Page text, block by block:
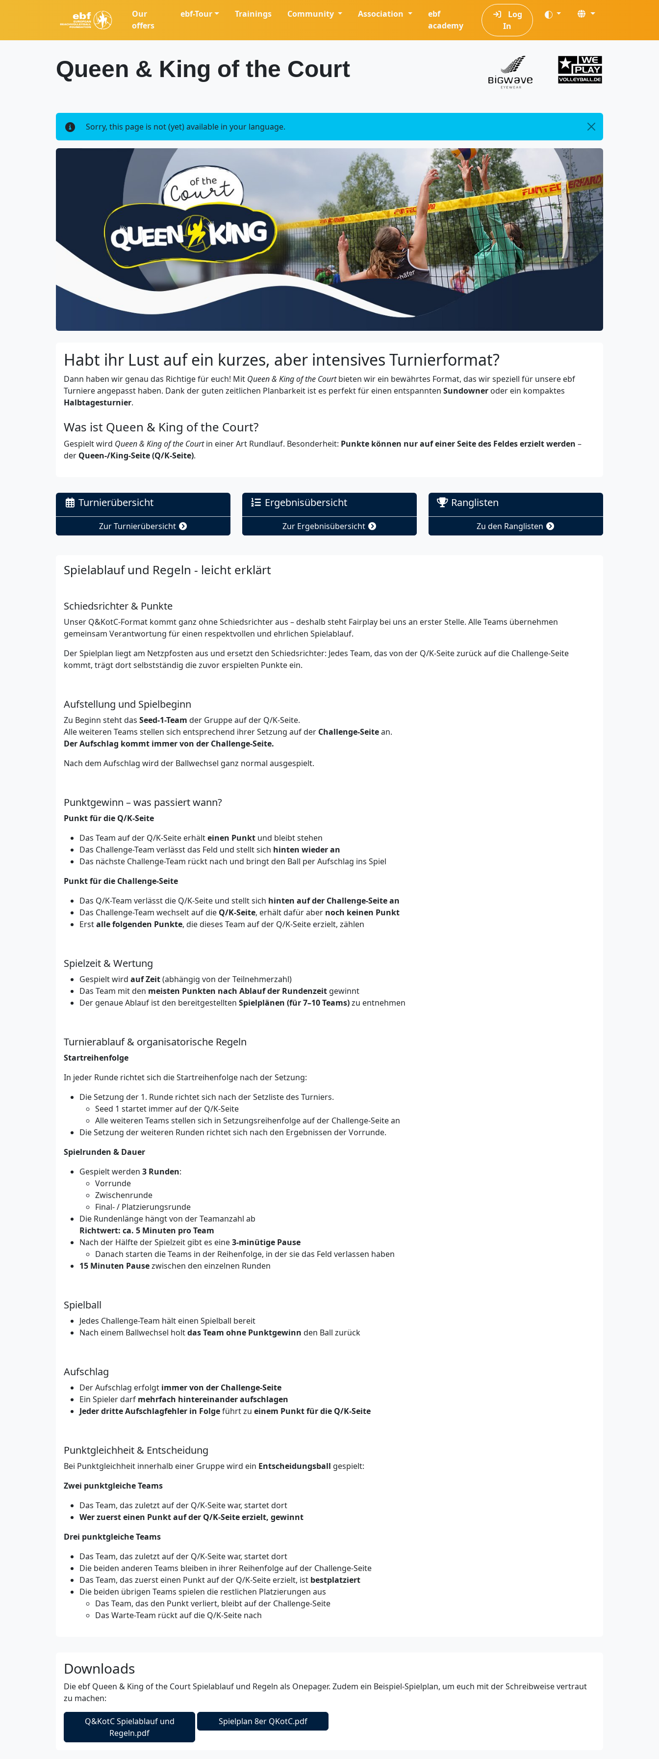
Our
offers
ebf-Tour Trainings Community Association
ebf
academy
Log
In
Queen & King of the Court
Sorry, this page is not (yet) available in your language.
Habt ihr Lust auf ein kurzes, aber intensives Turnierformat?
Dann haben wir genau das Richtige für euch! Mit Queen & King of the Courtbieten wir ein bewährtes Format, das wir speziell für unsere ebf
Turniere angepasst haben. Dank der guten zeitlichen Planbarkeit ist es perfekt für einen entspannten Sundowner oder ein kompaktes
Halbtagesturnier.
Was ist Queen & King of the Court?
Gespielt wird Queen & King of the Courtin einer Art Rundlauf. Besonderheit: Punkte können nur auf einer Seite des Feldes erzielt werden –
der Queen-/King-Seite (Q/K-Seite).
Turnierübersicht
Zur Turnierübersicht
Ergebnisübersicht
Zur Ergebnisübersicht
Ranglisten
Zu den Ranglisten
Spielablauf und Regeln - leicht erklärt
Schiedsrichter & Punkte
Unser Q&KotC-Format kommt ganz ohne Schiedsrichter aus – deshalb steht Fairplay bei uns an erster Stelle. Alle Teams übernehmen
gemeinsam Verantwortung für einen respektvollen und ehrlichen Spielablauf.
Der Spielplan liegt am Netzpfosten aus und ersetzt den Schiedsrichter: Jedes Team, das von der Q/K-Seite zurück auf die Challenge-Seite
kommt, trägt dort selbstständig die zuvor erspielten Punkte ein.
Aufstellung und Spielbeginn
Zu Beginn steht das Seed-1-Team der Gruppe auf der Q/K-Seite.
Alle weiteren Teams stellen sich entsprechend ihrer Setzung auf der Challenge-Seitean.
Der Aufschlag kommt immer von der Challenge-Seite.
Nach dem Aufschlag wird der Ballwechsel ganz normal ausgespielt.
Punktgewinn – was passiert wann?
Punkt für die Q/K-Seite
Das Team auf der Q/K-Seite erhälteinen Punkt und bleibt stehen
Das Challenge-Team verlässt das Feld und stellt sich hinten wieder an
Das nächste Challenge-Team rückt nach und bringt den Ball per Aufschlag ins Spiel
Punkt für die Challenge-Seite
Das Q/K-Team verlässt die Q/K-Seite und stellt sich hinten auf der Challenge-Seite an
Das Challenge-Team wechselt auf die Q/K-Seite, erhält dafür aber noch keinen Punkt
Erstalle folgenden Punkte, die dieses Team auf der Q/K-Seite erzielt, zählen
Spielzeit & Wertung
Gespielt wird auf Zeit(abhängig von der Teilnehmerzahl)
Das Team mit den meisten Punkten nach Ablauf der Rundenzeit gewinnt
Der genaue Ablauf ist den bereitgestellten Spielplänen (für 7–10 Teams)zu entnehmen
Turnierablauf & organisatorische Regeln
Startreihenfolge
In jeder Runde richtet sich die Startreihenfolge nach der Setzung:
Die Setzung der 1. Runde richtet sich nach der Setzliste des Turniers.
Seed 1 startet immer auf der Q/K-Seite
Alle weiteren Teams stellen sich in Setzungsreihenfolge auf der Challenge-Seite an
Die Setzung der weiteren Runden richtet sich nach den Ergebnissen der Vorrunde.
Spielrunden & Dauer
Gespielt werden 3 Runden:
Vorrunde
Zwischenrunde
Final- / Platzierungsrunde
Die Rundenlänge hängt von der Teamanzahl ab
Richtwert: ca. 5 Minuten pro Team
Nach der Hälfte der Spielzeit gibt es eine3-minütige Pause
Danach starten die Teams in der Reihenfolge, in der sie das Feld verlassen haben
15 Minuten Pausezwischen den einzelnen Runden
Spielball
Jedes Challenge-Team hält einen Spielball bereit
Nach einem Ballwechsel holtdas Team ohne Punktgewinn den Ball zurück
Aufschlag
Der Aufschlag erfolgt immer von der Challenge-Seite
Ein Spieler darf mehrfach hintereinander aufschlagen
Jeder dritte Aufschlagfehler in Folgeführt zu einem Punkt für die Q/K-Seite
Punktgleichheit & Entscheidung
Bei Punktgleichheit innerhalb einer Gruppe wird ein Entscheidungsball gespielt:
Zwei punktgleiche Teams
Das Team, das zuletzt auf der Q/K-Seite war, startet dort
Wer zuerst einen Punkt auf der Q/K-Seite erzielt, gewinnt
Drei punktgleiche Teams
Das Team, das zuletzt auf der Q/K-Seite war, startet dort
Die beiden anderen Teams bleiben in ihrer Reihenfolge auf der Challenge-Seite
Das Team, das zuerst einen Punkt auf der Q/K-Seite erzielt, ist bestplatziert
Die beiden übrigen Teams spielen die restlichen Platzierungen aus
Das Team, das den Punkt verliert, bleibt auf der Challenge-Seite
Das Warte-Team rückt auf die Q/K-Seite nach
Downloads
Die ebf Queen & King of the Court Spielablauf und Regeln als Onepager. Zudem ein Beispiel-Spielplan, um euch mit der Schreibweise vertraut
zu machen:
Q&KotC Spielablauf und
Regeln.pdf
Spielplan 8er QKotC.pdf